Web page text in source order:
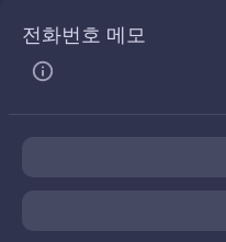
전화번호 메모